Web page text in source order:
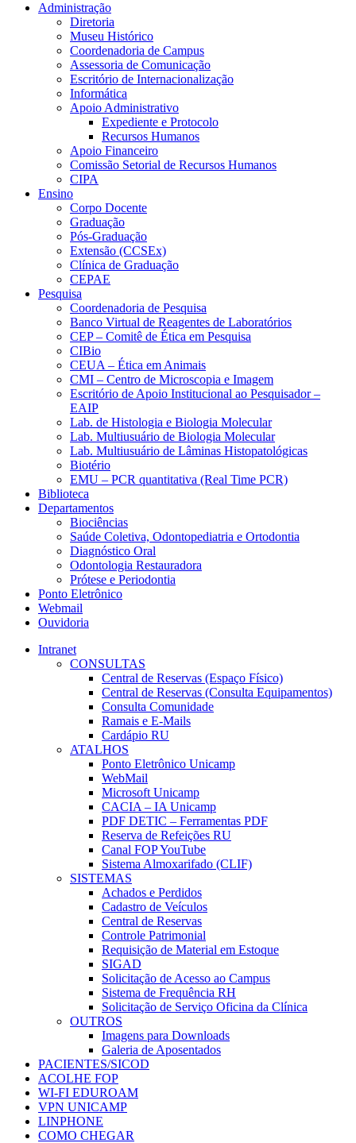
Administração
Diretoria
Museu Histórico
Coordenadoria de Campus
Assessoria de Comunicação
Escritório de Internacionalização
Informática
Apoio Administrativo
Expediente e Protocolo
Recursos Humanos
Apoio Financeiro
Comissão Setorial de Recursos Humanos
CIPA
Ensino
Corpo Docente
Graduação
Pós-Graduação
Extensão (CCSEx)
Clínica de Graduação
CEPAE
Pesquisa
Coordenadoria de Pesquisa
Banco Virtual de Reagentes de Laboratórios
CEP – Comitê de Ética em Pesquisa
CIBio
CEUA – Ética em Animais
CMI – Centro de Microscopia e Imagem
Escritório de Apoio Institucional ao Pesquisador –
EAIP
Lab. de Histologia e Biologia Molecular
Lab. Multiusuário de Biologia Molecular
Lab. Multiusuário de Lâminas Histopatológicas
Biotério
EMU – PCR quantitativa (Real Time PCR)
Biblioteca
Departamentos
Biociências
Saúde Coletiva, Odontopediatria e Ortodontia
Diagnóstico Oral
Odontologia Restauradora
Prótese e Periodontia
Ponto Eletrônico
Webmail
Ouvidoria
Intranet
CONSULTAS
Central de Reservas (Espaço Físico)
Central de Reservas (Consulta Equipamentos)
Consulta Comunidade
Ramais e E-Mails
Cardápio RU
ATALHOS
Ponto Eletrônico Unicamp
WebMail
Microsoft Unicamp
CACIA – IA Unicamp
PDF DETIC – Ferramentas PDF
Reserva de Refeições RU
Canal FOP YouTube
Sistema Almoxarifado (CLIF)
SISTEMAS
Achados e Perdidos
Cadastro de Veículos
Central de Reservas
Controle Patrimonial
Requisição de Material em Estoque
SIGAD
Solicitação de Acesso ao Campus
Sistema de Frequência RH
Solicitação de Serviço Oficina da Clínica
OUTROS
Imagens para Downloads
Galeria de Aposentados
PACIENTES/SICOD
ACOLHE FOP
WI-FI EDUROAM
VPN UNICAMP
LINPHONE
COMO CHEGAR